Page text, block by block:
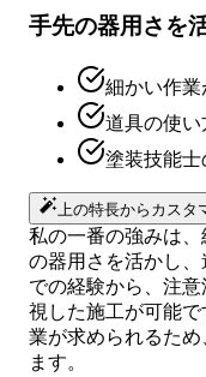
手先の器用さを
細かい作業
道具の使い
塗装技能士
上の特長からカスタ
私の一番の強みは
の器用さを活かし
での経験から、注
視した施工が可能
業が求められるた
ます。